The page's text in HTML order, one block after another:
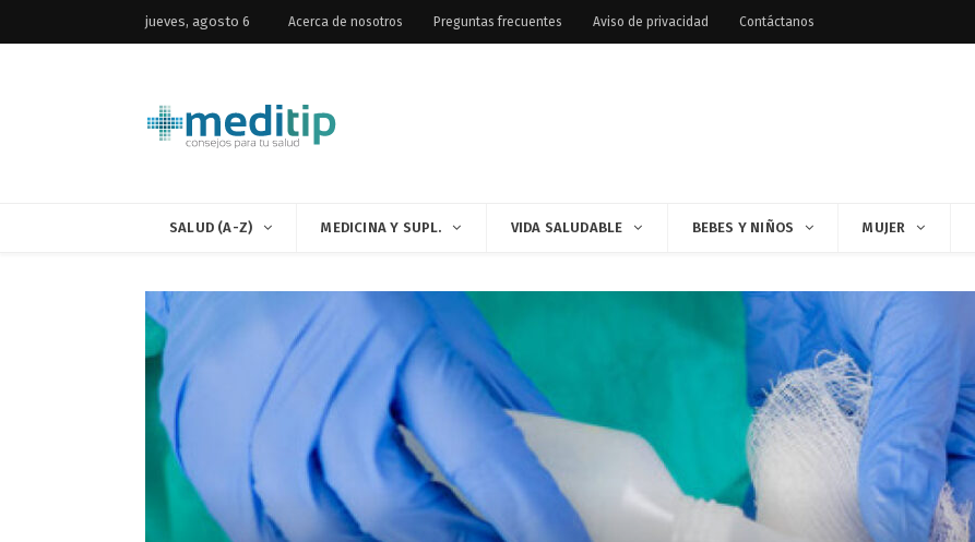
jueves, agosto 6 Acerca de nosotros Preguntas frecuentes Aviso de privacidad Contáctanos
SALUD (A-Z) MEDICINA Y SUPL. VIDA SALUDABLE BEBES Y NIÑOS MUJER